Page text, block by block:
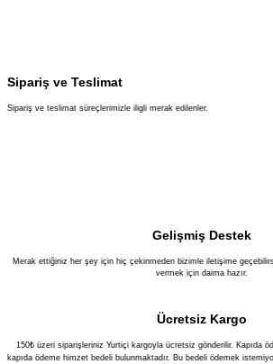
Sipariş ve Teslimat
Sipariş ve teslimat süreçlerimizle iligli merak edilenler.
Gelişmiş Destek
Merak ettiğiniz her şey için hiç çekinmeden bizimle iletişime
vermek için daima hazır.
Ücretsiz Kargo
150₺ üzeri siparişleriniz Yurtiçi kargoyla ücretsiz gönderilir. Kapıda
kapıda ödeme himzet bedeli bulunmaktadır. Bu bedeli ödemek